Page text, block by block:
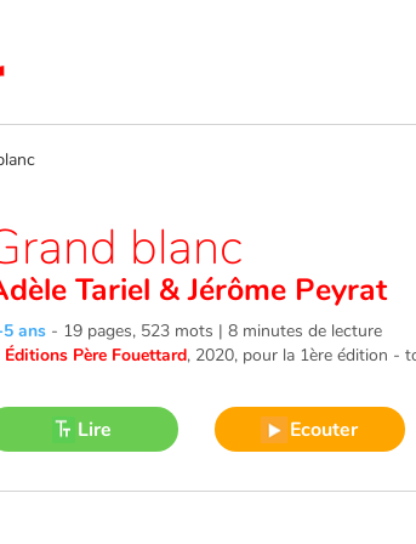
blanc
Tariel &Jérôme Peyrat
ans - 19 pages, 523 mots | 8 minutes de lecture
Éditions Père Fouettard, 2020, pour la 1ère édition -
Lire Ecouter